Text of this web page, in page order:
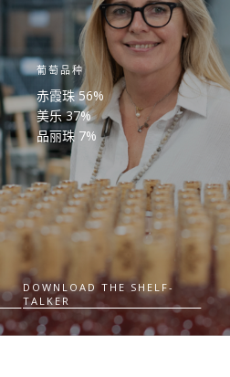
葡萄品种
赤霞珠 56%
美乐 37%
品丽珠 7%
DOWNLOAD THE SHELF-
TALKER